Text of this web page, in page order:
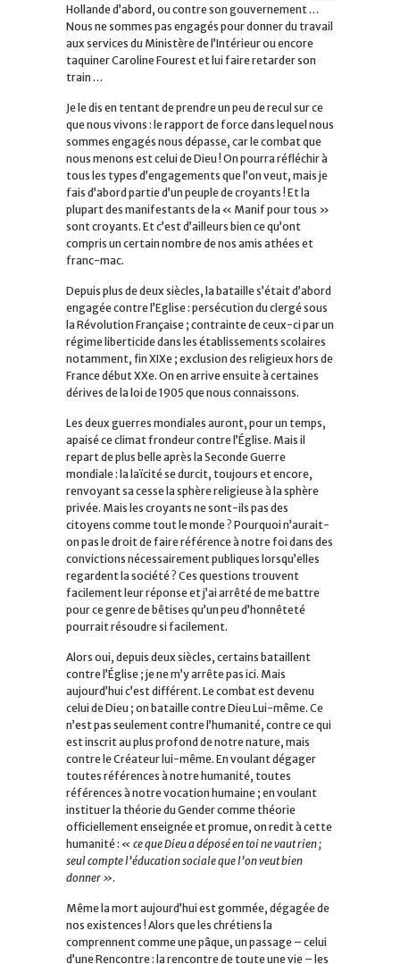
Hollande d’abord, ou contre son gouvernement …
Nous ne sommes pas engagés pour donner du travail
aux services du Ministère de l’Intérieur ou encore
taquiner Caroline Fourest et lui faire retarder son
train …
Je le dis en tentant de prendre un peu de recul sur ce
que nous vivons : le rapport de force dans lequel nous
sommes engagés nous dépasse, car le combat que
nous menons est celui de Dieu ! On pourra réfléchir à
tous les types d’engagements que l’on veut, mais je
fais d’abord partie d’un peuple de croyants ! Et la
plupart des manifestants de la « Manif pour tous »
sont croyants. Et c’est d’ailleurs bien ce qu’ont
compris un certain nombre de nos amis athées et
franc-mac.
Depuis plus de deux siècles, la bataille s’était d’abord
engagée contre l’Eglise : persécution du clergé sous
la Révolution Française ; contrainte de ceux-ci par un
régime liberticide dans les établissements scolaires
notamment, fin XIXe ; exclusion des religieux hors de
France début XXe. On en arrive ensuite à certaines
dérives de la loi de 1905 que nous connaissons.
Les deux guerres mondiales auront, pour un temps,
apaisé ce climat frondeur contre l’Église. Mais il
repart de plus belle après la Seconde Guerre
mondiale : la laïcité se durcit, toujours et encore,
renvoyant sa cesse la sphère religieuse à la sphère
privée. Mais les croyants ne sont-ils pas des
citoyens comme tout le monde ? Pourquoi n’aurait-
on pas le droit de faire référence à notre foi dans des
convictions nécessairement publiques lorsqu’elles
regardent la société ? Ces questions trouvent
facilement leur réponse et j’ai arrêté de me battre
pour ce genre de bêtises qu’un peu d’honnêteté
pourrait résoudre si facilement.
Alors oui, depuis deux siècles, certains bataillent
contre l’Église ; je ne m’y arrête pas ici. Mais
aujourd’hui c’est différent. Le combat est devenu
celui de Dieu ; on bataille contre Dieu Lui-même. Ce
n’est pas seulement contre l’humanité, contre ce qui
est inscrit au plus profond de notre nature, mais
contre le Créateur lui-même. En voulant dégager
toutes références à notre humanité, toutes
références à notre vocation humaine ; en voulant
instituer la théorie du Gender comme théorie
officiellement enseignée et promue, on redit à cette
humanité : « ce que Dieu a déposé en toi ne vaut rien ;
seul compte l’éducation sociale que l’on veut bien
donner ».
Même la mort aujourd’hui est gommée, dégagée de
nos existences ! Alors que les chrétiens la
comprennent comme une pâque, un passage – celui
d’une Rencontre : la rencontre de toute une vie – les